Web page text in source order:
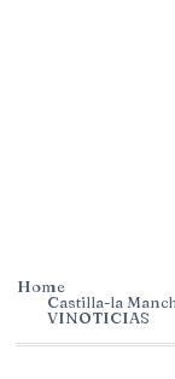
Home
Castilla-la
VINOTICIAS